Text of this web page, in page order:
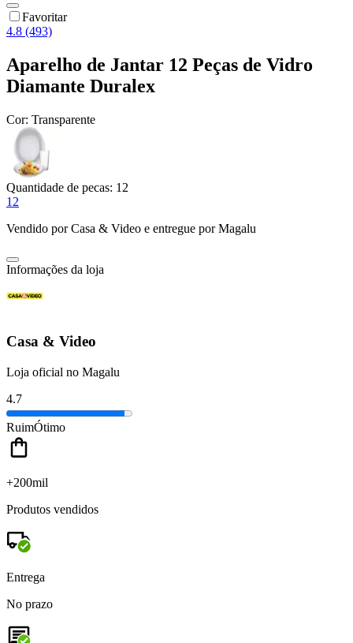
Favoritar
4.8 (493)
Aparelho de Jantar 12 Peças de Vidro
Diamante Duralex
Cor: Transparente
Quantidade de pecas: 12
12
Vendido porCasa & Video e entregue por Magalu
Informações da loja
Casa & Video
Loja oficial no Magalu
4.7
RuimÓtimo
+200mil
Produtos vendidos
Entrega
No prazo